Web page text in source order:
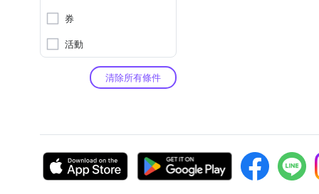
券
活動
清除所有條件